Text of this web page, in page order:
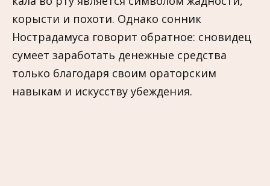
корысти и похоти. Однако сонник
Нострадамуса говорит обратное: сновидец
сумеет заработать денежные средства
только благодаря своим ораторским
навыкам и искусству убеждения.